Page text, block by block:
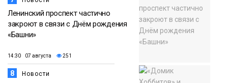
Ленинский проспект частично
закроют в связи с Днём рождения
«Башни»
14:30 07 августа 251
8 Новости